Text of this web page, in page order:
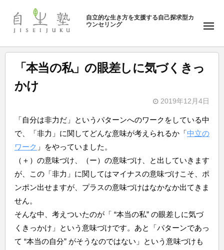
ン
自
塾
自立的な生き方を支援する自己探求型カ
ウンセリング
メ
ュ
ー
「本当の私」の眼差しに気づくきっ
かけ
2019年12月4日
自
生
塾
「自分は非力だ」というパターンへのワークをしている中
で、「非力」に関してどんな意味が考えられるか「中立の
ワーク 」をやっていました。
（＋）の意味づけ、（ー）の意味づけ、と出していきます
が、この「非力」に関してはマイナスの意味づけこそ、ポ
ンポン出せますが、プラスの意味づけはなかなか出てきま
せん。
そんな中、考えついたのが「 “本当の私” の眼差しに気づ
くきっかけ」という意味づけです。あと「パターンであっ
て “本当の自分” がそうなのではない」という意味づけも